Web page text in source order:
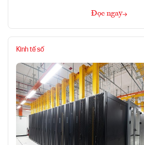
Đọc ngay
Kinh tế số